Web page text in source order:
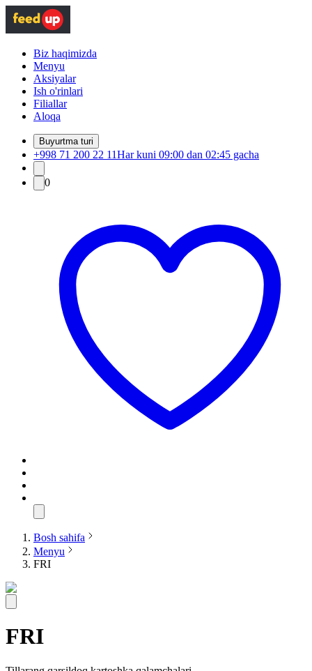
Biz haqimizda
Menyu
Aksiyalar
Ish o'rinlari
Filiallar
Aloqa
Buyurtma turi
+998 71 200 22 11Har kuni 09:00 dan 02:45 gacha
0
Bosh sahifa
Menyu
FRI
FRI